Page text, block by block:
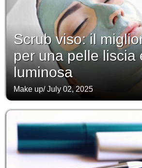
Scrub viso: il
per una pelle liscia
luminosa
Make up/July 02, 2025